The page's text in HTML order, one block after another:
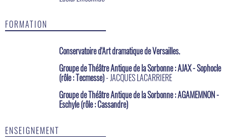
FORMATION
Conservatoire d'Art dramatique de Versailles.
Groupe de Théâtre Antique de la Sorbonne : AJAX - Sophocle
(rôle : Tecmesse)- JACQUES LACARRIERE
Groupe de Théâtre Antique de la Sorbonne : AGAMEMNON -
Eschyle (rôle : Cassandre)
ENSEIGNEMENT